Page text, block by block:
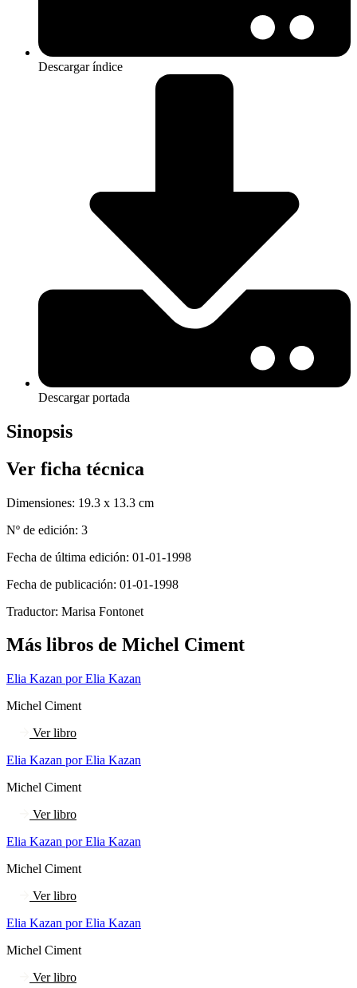
Descargar índice
Descargar portada
Sinopsis
Ver ficha técnica
Dimensiones: 19.3 x 13.3 cm
Nº de edición: 3
Fecha de última edición: 01-01-1998
Fecha de publicación: 01-01-1998
Traductor: Marisa Fontonet
Más libros de Michel Ciment
Elia Kazan por Elia Kazan
Michel Ciment
Ver libro
Elia Kazan por Elia Kazan
Michel Ciment
Ver libro
Elia Kazan por Elia Kazan
Michel Ciment
Ver libro
Elia Kazan por Elia Kazan
Michel Ciment
Ver libro